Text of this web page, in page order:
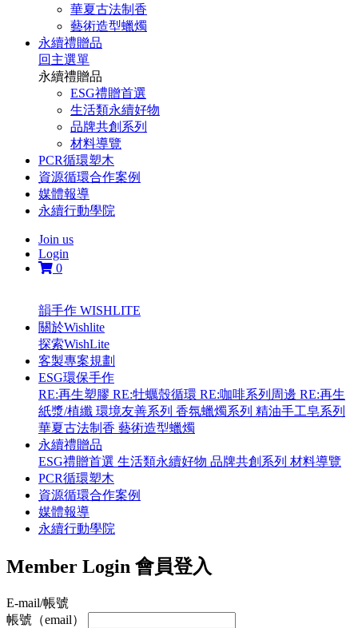
華夏古法制香
藝術造型蠟燭
永續禮贈品
回主選單
永續禮贈品
ESG禮贈首選
生活類永續好物
品牌共創系列
材料導覽
PCR循環塑木
資源循環合作案例
媒體報導
永續行動學院
Join us
Login
0
韻手作 WISHLITE
關於Wishlite
探索WishLite
客製專案規劃
ESG環保手作
RE:再生塑膠 RE:牡蠣殼循環 RE:咖啡系列周邊 RE:再生
紙漿/植纖 環境友善系列 香氛蠟燭系列 精油手工皂系列
華夏古法制香 藝術造型蠟燭
永續禮贈品
ESG禮贈首選 生活類永續好物 品牌共創系列 材料導覽
PCR循環塑木
資源循環合作案例
媒體報導
永續行動學院
Member Login 會員登入
E-mail/帳號
帳號（email）